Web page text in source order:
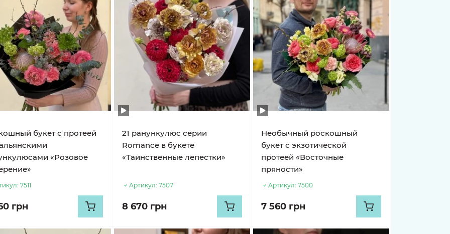
букет с протеей
«Розовое
7511
грн
21 ранункулюс серии
Romance в букете
«Таинственные лепестки»
Артикул: 7507
8 670 грн
Необычный роскошный
букет с экзотической
протеей «Восточные
пряности»
Артикул: 7500
7 560 грн